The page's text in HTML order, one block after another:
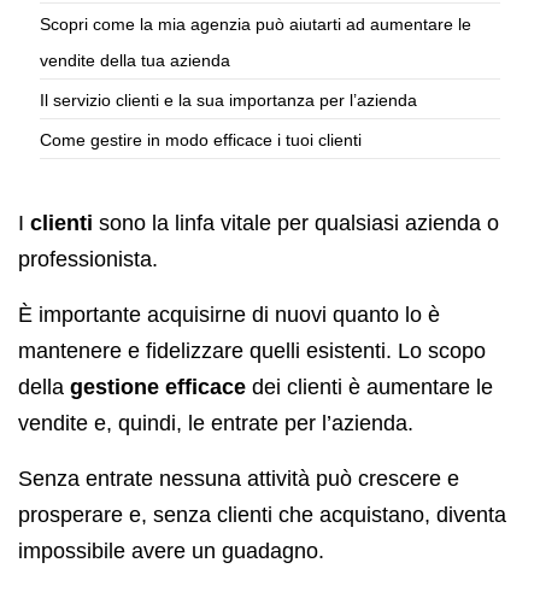
Scopri come la mia agenzia può aiutarti ad aumentare le
vendite della tua azienda
Il servizio clienti e la sua importanza per l’azienda
Come gestire in modo efficace i tuoi clienti
I clienti sono la linfa vitale per qualsiasi azienda o
professionista.
È importante acquisirne di nuovi quanto lo è
mantenere e fidelizzare quelli esistenti. Lo scopo
della gestione efficace dei clienti è aumentare le
vendite e, quindi, le entrate per l’azienda.
Senza entrate nessuna attività può crescere e
prosperare e, senza clienti che acquistano, diventa
impossibile avere un guadagno.